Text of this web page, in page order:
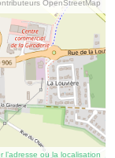
OpenStreetMap
l’adresse ou la localisation